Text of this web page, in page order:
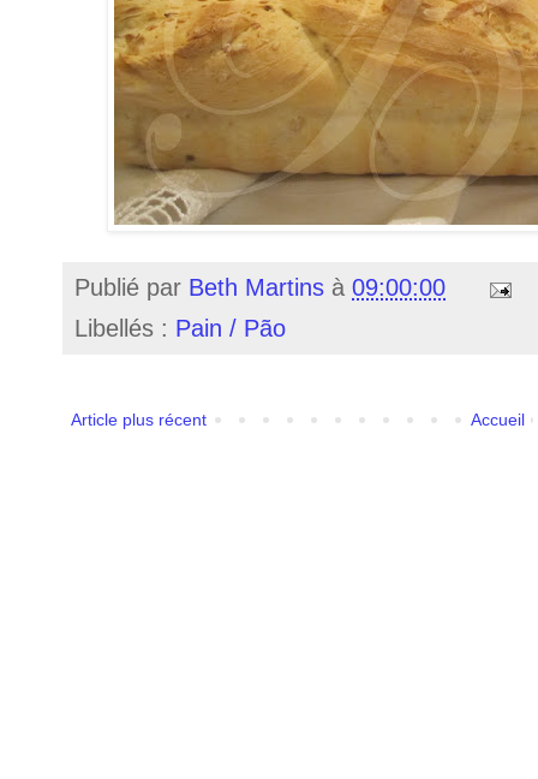
Publié par Beth Martins à 09:00:00
Libellés : Pain / Pão
Article plus récent Accueil